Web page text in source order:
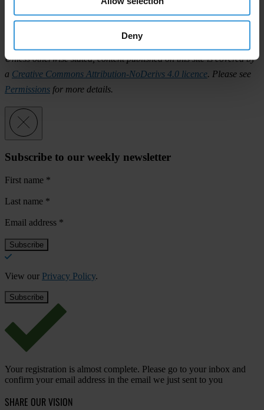
Deny
Corruption Perceptions Index global map with results table
Unless otherwise stated, content published on this site is covered by
a Creative Commons Attribution-NoDerivs 4.0 licence. Please see
Permissions for more details.
Subscribe to our weekly newsletter
First name *
Last name *
Email address *
View our Privacy Policy.
Your registration is almost complete. Please go to your inbox and
confirm your email address in the email we just sent to you
SHARE OUR VISION